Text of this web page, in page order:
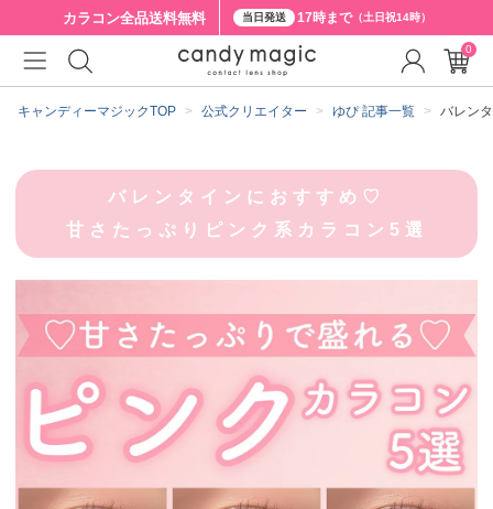
カラコン全品送料無料 当日発送 17時まで（土日祝14時）
キャンディーマジックTOP 公式クリエイター ゆぴ 記事一覧 バレン
バレンタインにおすすめ♡
甘さたっぷりピンク系カラコン5選
0